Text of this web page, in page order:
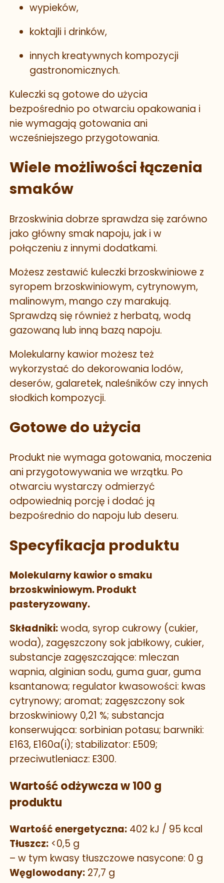
wypieków,
koktajli i drinków,
innych kreatywnych kompozycji
gastronomicznych.
Kuleczki są gotowe do użycia
bezpośrednio po otwarciu opakowania i
nie wymagają gotowania ani
wcześniejszego przygotowania.
Wiele możliwości łączenia
smaków
Brzoskwinia dobrze sprawdza się zarówno
jako główny smak napoju, jak i w
połączeniu z innymi dodatkami.
Możesz zestawić kuleczki brzoskwiniowe z
syropem brzoskwiniowym, cytrynowym,
malinowym, mango czy marakują.
Sprawdzą się również z herbatą, wodą
gazowaną lub inną bazą napoju.
Molekularny kawior możesz też
wykorzystać do dekorowania lodów,
deserów, galaretek, naleśników czy innych
słodkich kompozycji.
Gotowe do użycia
Produkt nie wymaga gotowania, moczenia
ani przygotowywania we wrzątku. Po
otwarciu wystarczy odmierzyć
odpowiednią porcję i dodać ją
bezpośrednio do napoju lub deseru.
Specyfikacja produktu
Molekularny kawior o smaku
brzoskwiniowym. Produkt
pasteryzowany.
Składniki:woda, syrop cukrowy (cukier,
woda), zagęszczony sok jabłkowy, cukier,
substancje zagęszczające: mleczan
wapnia, alginian sodu, guma guar, guma
ksantanowa; regulator kwasowości: kwas
cytrynowy; aromat; zagęszczony sok
brzoskwiniowy 0,21 %; substancja
konserwująca: sorbinian potasu; barwniki:
E163, E160a(i); stabilizator: E509;
przeciwutleniacz: E300.
Wartość odżywcza w 100 g
produktu
Wartość energetyczna: 402 kJ / 95 kcal
Tłuszcz: <0,5 g
– w tym kwasy tłuszczowe nasycone: 0 g
Węglowodany: 27,7 g